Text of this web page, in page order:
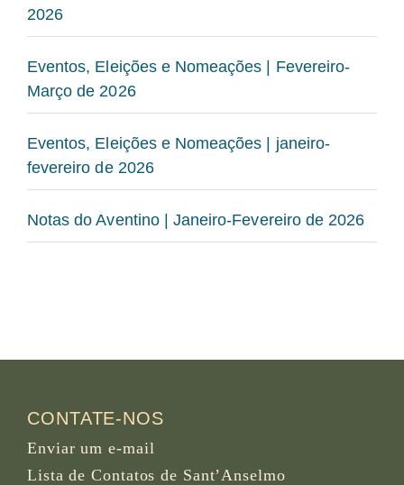
2026
Eventos, Eleições e Nomeações | Fevereiro-
Março de 2026
Eventos, Eleições e Nomeações | janeiro-
fevereiro de 2026
Notas do Aventino | Janeiro-Fevereiro de 2026
CONTATE-NOS
Enviar um e-mail
Lista de Contatos de Sant’Anselmo